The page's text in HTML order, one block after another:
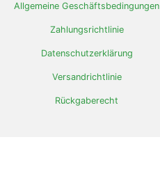
Allgemeine Geschäftsbedingungen
Zahlungsrichtlinie
Datenschutzerklärung
Versandrichtlinie
Rückgaberecht